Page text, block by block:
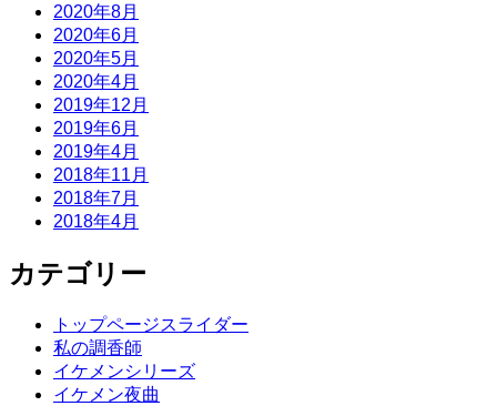
2020年8月
2020年6月
2020年5月
2020年4月
2019年12月
2019年6月
2019年4月
2018年11月
2018年7月
2018年4月
カテゴリー
トップページスライダー
私の調香師
イケメンシリーズ
イケメン夜曲